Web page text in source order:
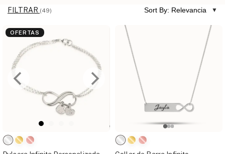
FILTRAR (49) Sort By: Relevancia
OFERTAS